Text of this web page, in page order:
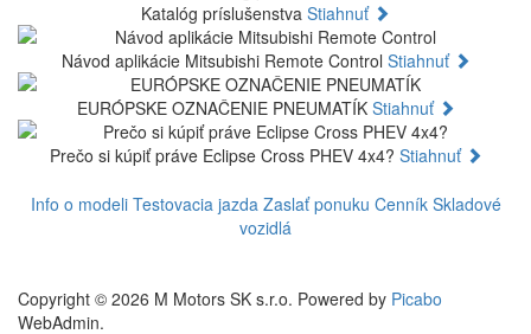
Katalóg príslušenstva Stiahnuť
Návod aplikácie Mitsubishi Remote Control Stiahnuť
EURÓPSKE OZNAČENIE PNEUMATÍK Stiahnuť
Prečo si kúpiť práve Eclipse Cross PHEV 4x4? Stiahnuť
Info o modeli Testovacia jazda Zaslať ponuku Cenník Skladové
vozidlá
Copyright © 2026 M Motors SK s.r.o. Powered by Picabo
WebAdmin.